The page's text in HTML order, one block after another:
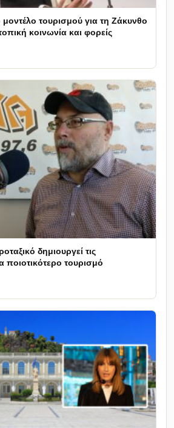
τουρισμού για τη Ζάκυνθο
κοινωνία και φορείς
δημιουργεί τις
ποιοτικότερο τουρισμό